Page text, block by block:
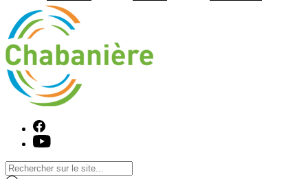
Facebook
Youtube